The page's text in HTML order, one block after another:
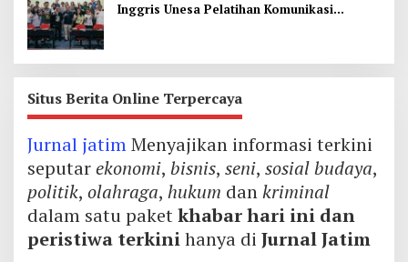
Inggris Unesa Pelatihan Komunikasi
Situs Berita Online Terpercaya
Jurnal jatimMenyajikan informasi terkini
seputarekonomi, bisnis, seni, sosial budaya,
politik, olahraga, hukum dankriminal
dalam satu paketkhabar hari ini dan
peristiwa terkinihanya di Jurnal Jatim